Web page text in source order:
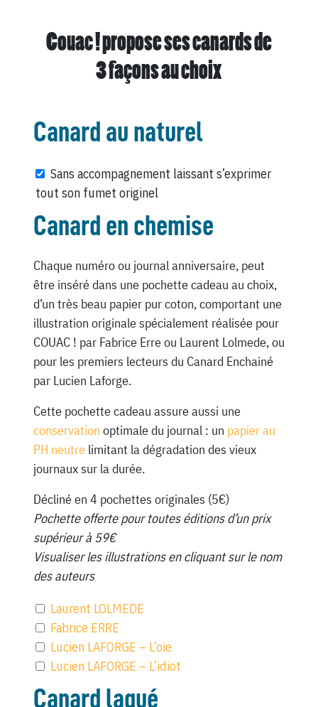
Couac ! propose ses canards de
3 façons au choix
Canard au naturel
Sans accompagnement laissant s’exprimer
tout son fumet originel
Canard en chemise
Chaque numéro ou journal anniversaire, peut
être inséré dans une pochette cadeau au choix,
d’un très beau papier pur coton, comportant une
illustration originale spécialement réalisée pour
COUAC ! par Fabrice Erre ou Laurent Lolmede, ou
pour les premiers lecteurs du Canard Enchainé
par Lucien Laforge.
Cette pochette cadeau assure aussi une
conservation optimale du journal : un papier au
PH neutrelimitant la dégradation des vieux
journaux sur la durée.
Décliné en 4 pochettes originales (5€)
Pochette offerte pour toutes éditions d’un prix
supérieur à 59€
Visualiser les illustrations en cliquant sur le nom
des auteurs
Laurent LOLMEDE
Fabrice ERRE
Lucien LAFORGE – L’oie
Lucien LAFORGE – L’idiot
Canard laqué